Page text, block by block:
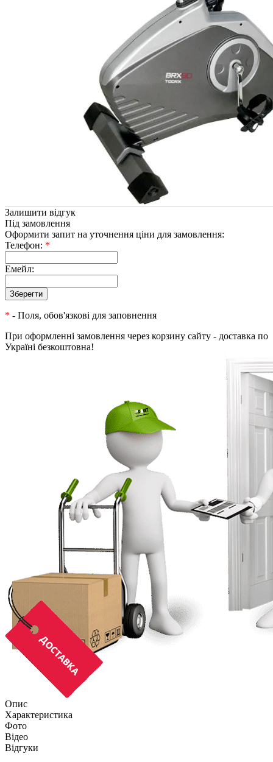
Залишити відгук
Під замовлення
Оформити запит на уточнення ціни для замовлення:
Телефон: *
Емейл:
* - Поля, обов'язкові для заповнення
При оформленні замовлення через корзину сайту - доставка по
Україні безкоштовна!
Опис
Характеристика
Фото
Відео
Відгуки